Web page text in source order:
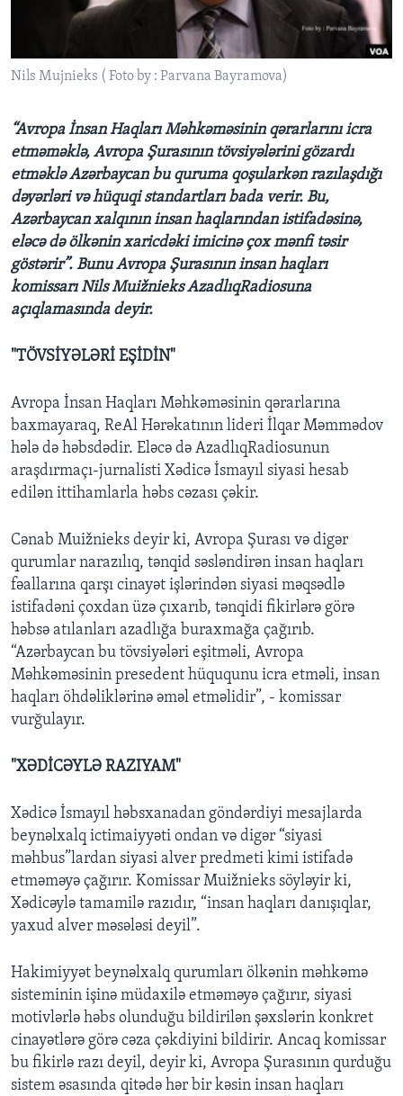
Dillər
Nils Mujnieks ( Foto by : Parvana Bayramova)
“Avropa İnsan Haqları Məhkəməsinin qərarlarını icra
etməməklə, Avropa Şurasının tövsiyələrini gözardı
etməklə Azərbaycan bu quruma qoşularkən razılaşdığı
dəyərləri və hüquqi standartları bada verir. Bu,
Azərbaycan xalqının insan haqlarından istifadəsinə,
eləcə də ölkənin xaricdəki imicinə çox mənfi təsir
göstərir”. Bunu Avropa Şurasının insan haqları
komissarı Nils Muižnieks AzadlıqRadiosuna
açıqlamasında deyir.
"TÖVSİYƏLƏRİ EŞİDİN"
Avropa İnsan Haqları Məhkəməsinin qərarlarına
baxmayaraq, ReAl Hərəkatının lideri İlqar Məmmədov
hələ də həbsdədir. Eləcə də AzadlıqRadiosunun
araşdırmaçı-jurnalisti Xədicə İsmayıl siyasi hesab
edilən ittihamlarla həbs cəzası çəkir.
Cənab Muižnieks deyir ki, Avropa Şurası və digər
qurumlar narazılıq, tənqid səsləndirən insan haqları
fəallarına qarşı cinayət işlərindən siyasi məqsədlə
istifadəni çoxdan üzə çıxarıb, tənqidi fikirlərə görə
həbsə atılanları azadlığa buraxmağa çağırıb.
“Azərbaycan bu tövsiyələri eşitməli, Avropa
Məhkəməsinin presedent hüququnu icra etməli, insan
haqları öhdəliklərinə əməl etməlidir”, - komissar
vurğulayır.
"XƏDİCƏYLƏ RAZIYAM"
Xədicə İsmayıl həbsxanadan göndərdiyi mesajlarda
beynəlxalq ictimaiyyəti ondan və digər “siyasi
məhbus”lardan siyasi alver predmeti kimi istifadə
etməməyə çağırır. Komissar Muižnieks söyləyir ki,
Xədicəylə tamamilə razıdır, “insan haqları danışıqlar,
yaxud alver məsələsi deyil”.
Hakimiyyət beynəlxalq qurumları ölkənin məhkəmə
sisteminin işinə müdaxilə etməməyə çağırır, siyasi
motivlərlə həbs olunduğu bildirilən şəxslərin konkret
cinayətlərə görə cəza çəkdiyini bildirir. Ancaq komissar
bu fikirlə razı deyil, deyir ki, Avropa Şurasının qurduğu
sistem əsasında qitədə hər bir kəsin insan haqları